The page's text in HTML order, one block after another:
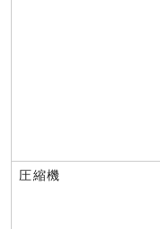
圧縮機